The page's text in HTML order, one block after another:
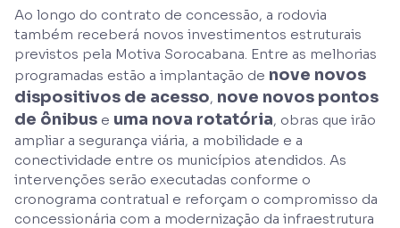
Ao longo do contrato de concessão, a rodovia
também receberá novos investimentos estruturais
previstos pela Motiva Sorocabana. Entre as melhorias
programadas estão a implantação de nove novos
dispositivos de acesso, nove novos pontos
de ônibus e uma nova rotatória, obras que irão
ampliar a segurança viária, a mobilidade e a
conectividade entre os municípios atendidos. As
intervenções serão executadas conforme o
cronograma contratual e reforçam o compromisso da
concessionária com a modernização da infraestrutura